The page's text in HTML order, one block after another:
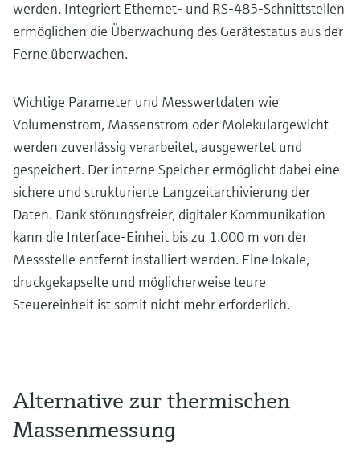
werden. Integriert Ethernet- und RS-485-Schnittstellen
ermöglichen die Überwachung des Gerätestatus aus der
Ferne überwachen.
Wichtige Parameter und Messwertdaten wie
Volumenstrom, Massenstrom oder Molekulargewicht
werden zuverlässig verarbeitet, ausgewertet und
gespeichert. Der interne Speicher ermöglicht dabei eine
sichere und strukturierte Langzeitarchivierung der
Daten. Dank störungsfreier, digitaler Kommunikation
kann die Interface-Einheit bis zu 1.000 m von der
Messstelle entfernt installiert werden. Eine lokale,
druckgekapselte und möglicherweise teure
Steuereinheit ist somit nicht mehr erforderlich.
Alternative zur thermischen
Massenmessung